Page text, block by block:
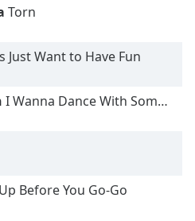
Torn
Just Want to Have Fun
I Wanna Dance With Somebody
Before You Go-Go